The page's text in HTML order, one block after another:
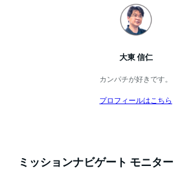
大東 信仁
カンパチが好きです。
プロフィールはこちら
ミッションナビゲート モニター